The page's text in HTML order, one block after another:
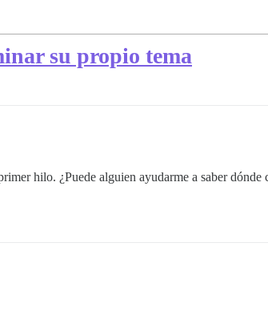
su propio tema
hilo. ¿Puede alguien ayudarme a saber